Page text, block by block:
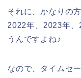
それに、かなりの
2022年、2023年、
うんですよね♪
なので、タイムセ